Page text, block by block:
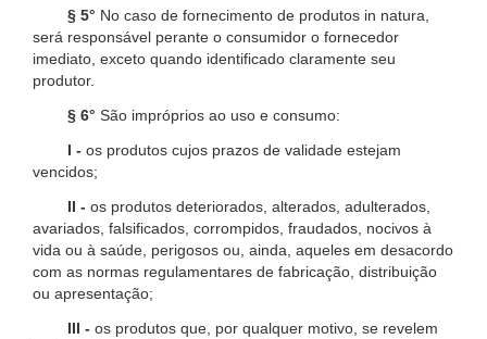
§ 5° No caso de fornecimento de produtos in natura,
será responsável perante o consumidor o fornecedor
imediato, exceto quando identificado claramente seu
produtor.
§ 6° São impróprios ao uso e consumo:
I - os produtos cujos prazos de validade estejam
vencidos;
II - os produtos deteriorados, alterados, adulterados,
avariados, falsificados, corrompidos, fraudados, nocivos à
vida ou à saúde, perigosos ou, ainda, aqueles em desacordo
com as normas regulamentares de fabricação, distribuição
ou apresentação;
III - os produtos que, por qualquer motivo, se revelem